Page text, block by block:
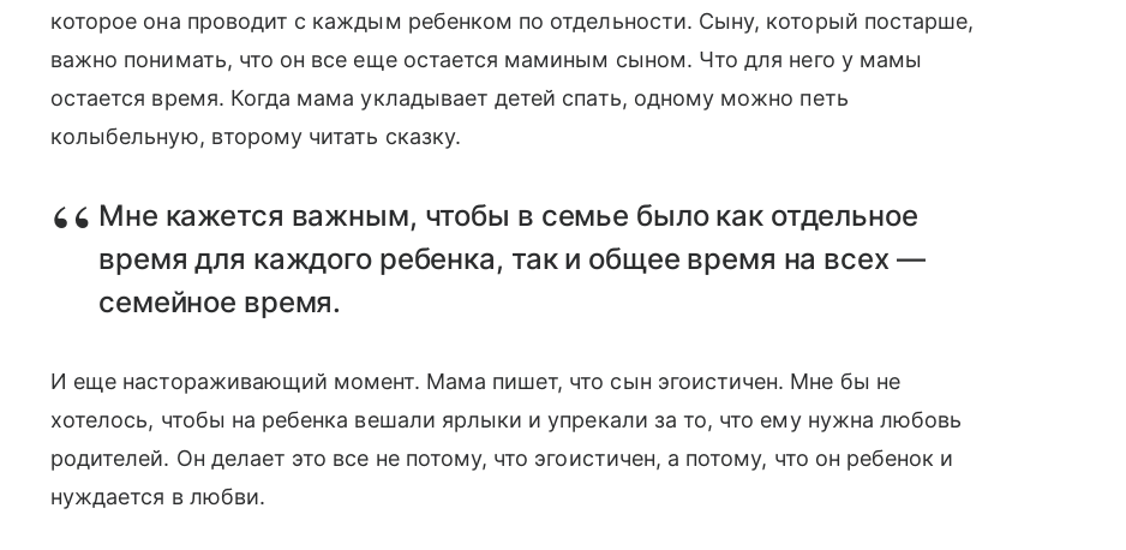
которое она проводит с каждым ребенком по отдельности. Сыну, который постарше,
важно понимать, что он все еще остается маминым сыном. Что для него у мамы
остается время. Когда мама укладывает детей спать, одному можно петь
колыбельную, второму читать сказку.
Мне кажется важным, чтобы в семье было как отдельное
время для каждого ребенка, так и общее время на всех —
семейное время.
И еще настораживающий момент. Мама пишет, что сын эгоистичен. Мне бы не
хотелось, чтобы на ребенка вешали ярлыки и упрекали за то, что ему нужна любовь
родителей. Он делает это все не потому, что эгоистичен, а потому, что он ребенок и
нуждается в любви.